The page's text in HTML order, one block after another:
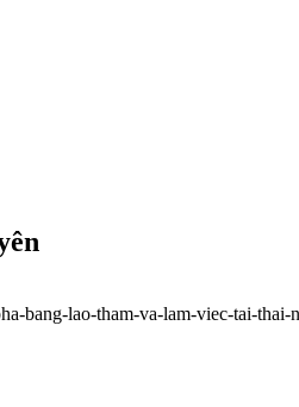
bang-lao-tham-va-lam-viec-tai-thai-